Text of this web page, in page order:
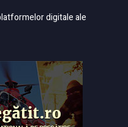
digitale ale